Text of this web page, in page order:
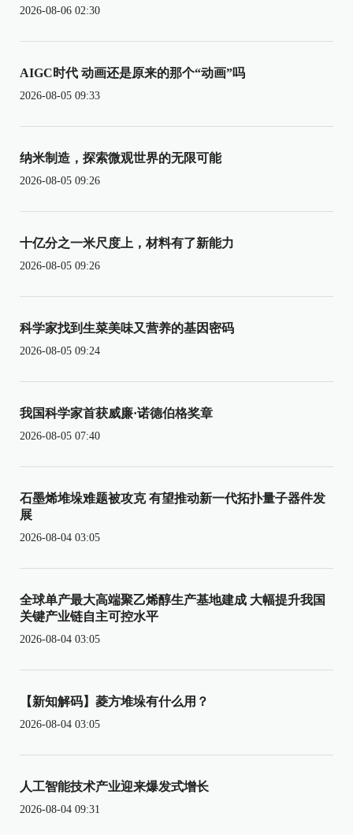
2026-08-06 02:30
AIGC时代 动画还是原来的那个“动画”吗
2026-08-05 09:33
纳米制造，探索微观世界的无限可能
2026-08-05 09:26
十亿分之一米尺度上，材料有了新能力
2026-08-05 09:26
科学家找到生菜美味又营养的基因密码
2026-08-05 09:24
我国科学家首获威廉·诺德伯格奖章
2026-08-05 07:40
石墨烯堆垛难题被攻克 有望推动新一代拓扑量子器件发
展
2026-08-04 03:05
全球单产最大高端聚乙烯醇生产基地建成 大幅提升我国
关键产业链自主可控水平
2026-08-04 03:05
【新知解码】菱方堆垛有什么用？
2026-08-04 03:05
人工智能技术产业迎来爆发式增长
2026-08-04 09:31